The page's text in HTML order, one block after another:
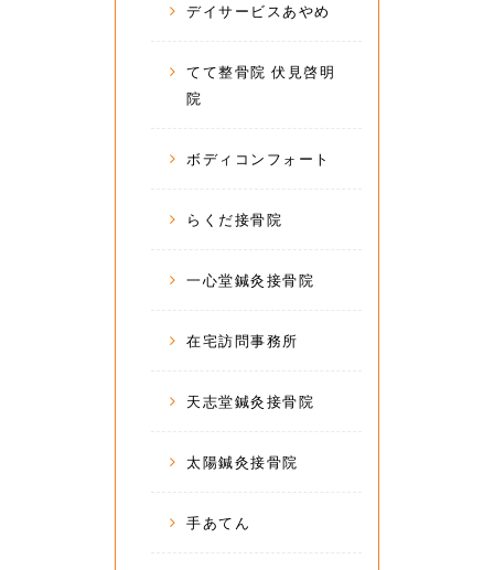
デイサービスあやめ
てて整骨院 伏見啓明
院
ボディコンフォート
らくだ接骨院
一心堂鍼灸接骨院
在宅訪問事務所
天志堂鍼灸接骨院
太陽鍼灸接骨院
手あてん